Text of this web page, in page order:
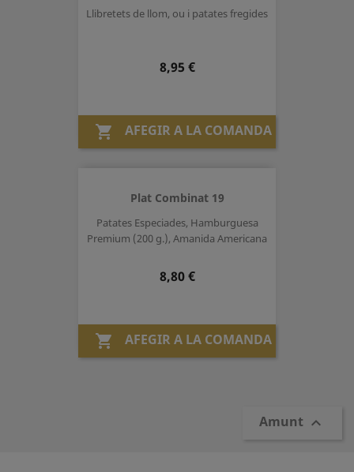
Llibretets de llom, ou i patates fregides
Preu
8,95 €
 AFEGIR A LA COMANDA
Plat Combinat 19
Patates Especiades, Hamburguesa
Premium (200 g.), Amanida Americana
Preu
8,80 €
 AFEGIR A LA COMANDA
Amunt 